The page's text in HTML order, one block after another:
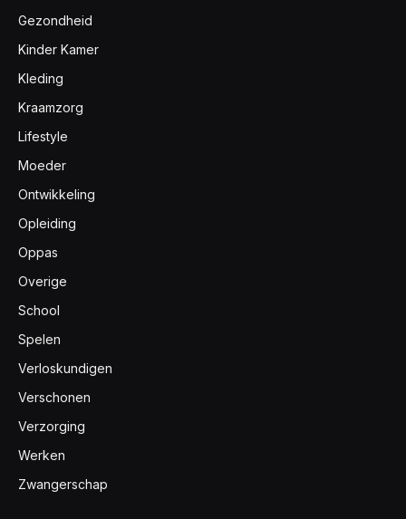
Gezondheid
Kinder Kamer
Kleding
Kraamzorg
Lifestyle
Moeder
Ontwikkeling
Opleiding
Oppas
Overige
School
Spelen
Verloskundigen
Verschonen
Verzorging
Werken
Zwangerschap